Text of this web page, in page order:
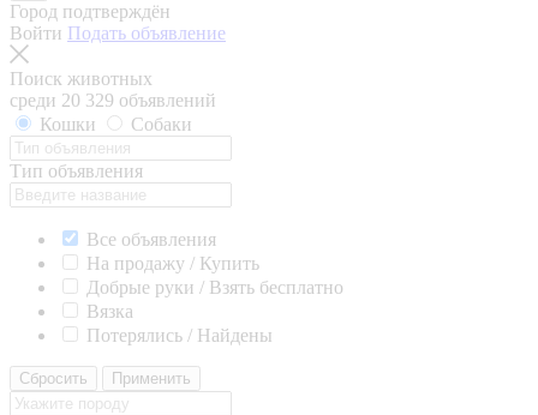
Город подтверждён
Войти Подать объявление
Поиск животных
среди 20 329 объявлений
Кошки
Собаки
Тип объявления
Все объявления
На продажу / Купить
Добрые руки / Взять бесплатно
Вязка
Потерялись / Найдены
Сбросить Применить